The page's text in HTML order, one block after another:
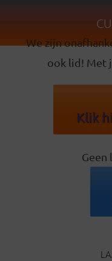
We zijn
ook lid! Met
Klik
Geen